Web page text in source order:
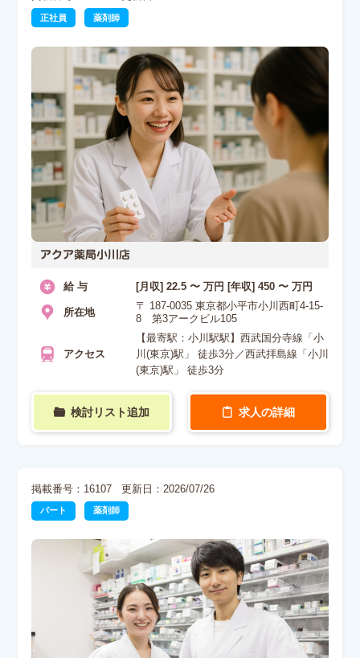
正社員 薬剤師
アクア薬局小川店
給 与 [月収] 22.5 〜 万円 [年収] 450 〜 万円
所在地
〒 187-0035 東京都小平市小川西町4-15-
8 第3アークビル105
アクセス
【最寄駅：小川駅駅】西武国分寺線「小
川(東京)駅」 徒歩3分／西武拝島線「小川
(東京)駅」 徒歩3分
検討リスト追加 求人の詳細
掲載番号：16107 更新日：2026/07/26
パート 薬剤師